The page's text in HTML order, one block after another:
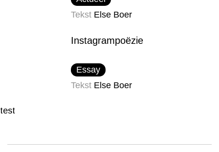
Tekst Else Boer
Instagrampoëzie
Essay
Tekst Else Boer
test